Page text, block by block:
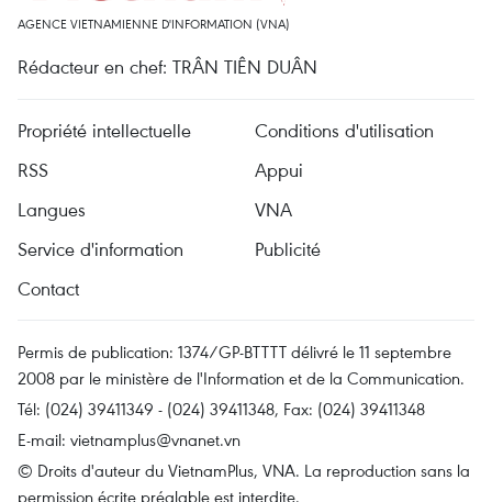
AGENCE VIETNAMIENNE D'INFORMATION (VNA)
Rédacteur en chef: TRÂN TIÊN DUÂN
Propriété intellectuelle
Conditions d'utilisation
RSS
Appui
Langues
VNA
Service d'information
Publicité
Contact
Permis de publication: 1374/GP-BTTTT délivré le 11 septembre
2008 par le ministère de l'Information et de la Communication.
Tél: (024) 39411349 - (024) 39411348, Fax: (024) 39411348
E-mail: vietnamplus@vnanet.vn
© Droits d'auteur du VietnamPlus, VNA. La reproduction sans la
permission écrite préalable est interdite.